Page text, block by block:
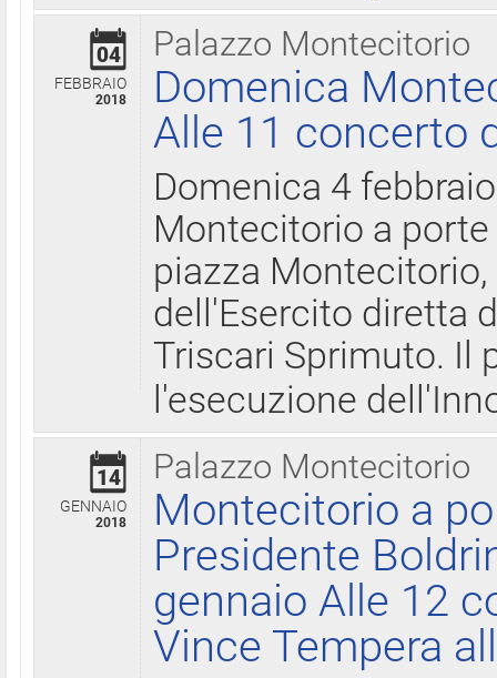
Palazzo Montecitorio
04
FEBBRAIO
2018
Domenica
Alle 11 concerto
Domenica 4
Montecitorio a
piazza
dell'Esercito diretta
Triscari Sprimuto. Il
l'esecuzione
Palazzo Montecitorio
14
GENNAIO
2018
Montecitorio a
Presidente
gennaio Alle 12
Vince Tempera